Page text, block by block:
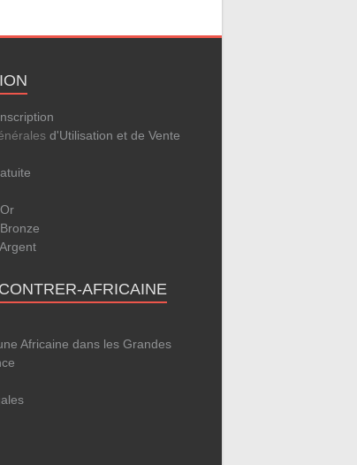
d'Utilisation et de Vente
AFRICAINE
Africaine dans les Grandes